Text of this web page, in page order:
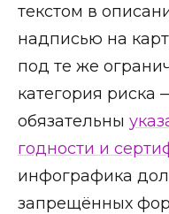
текстом в
надписью на
под те же
категория риска
обязательны
годности и
инфографика
запрещённых